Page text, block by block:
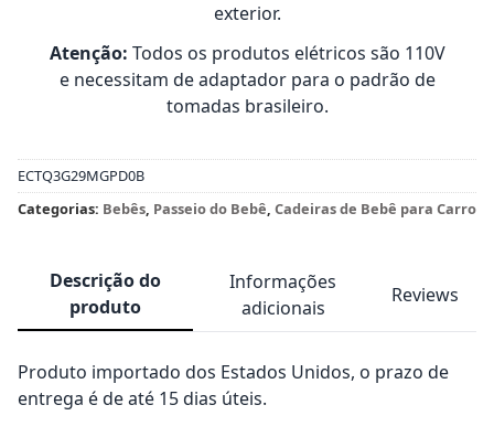
exterior.
Atenção: Todos os produtos elétricos são 110V
e necessitam de adaptador para o padrão de
tomadas brasileiro.
ECTQ3G29MGPD0B
Categorias: Bebês, Passeio do Bebê, Cadeiras de Bebê para Carro
Descrição do
produto
Informações
adicionais
Reviews
Produto importado dos Estados Unidos, o prazo de
entrega é de até 15 dias úteis.